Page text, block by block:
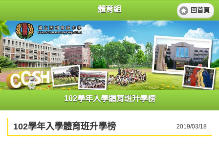
體育組 回首頁
102學年入學體育班升學榜
102學年入學體育班升學榜 2019/03/18